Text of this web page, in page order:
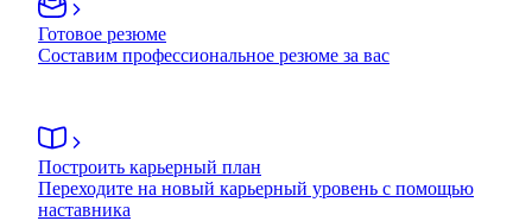
Готовое резюме
Составим профессиональное резюме за вас
Построить карьерный план
Переходите на новый карьерный уровень с помощью
наставника